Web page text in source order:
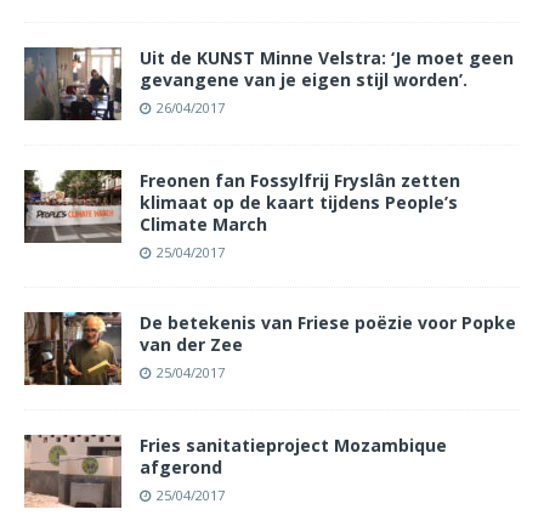
Uit de KUNST Minne Velstra: ‘Je moet geen
gevangene van je eigen stijl worden’.
26/04/2017
Freonen fan Fossylfrij Fryslân zetten
klimaat op de kaart tijdens People’s
Climate March
25/04/2017
De betekenis van Friese poëzie voor Popke
van der Zee
25/04/2017
Fries sanitatieproject Mozambique
afgerond
25/04/2017